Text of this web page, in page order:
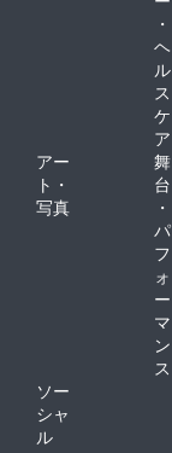
・
ヘ
ル
ス
ケ
ア
アー
ト・
写真
舞
台
・
パ
フ
ォ
ー
マ
ン
ス
ソー
シャ
ル